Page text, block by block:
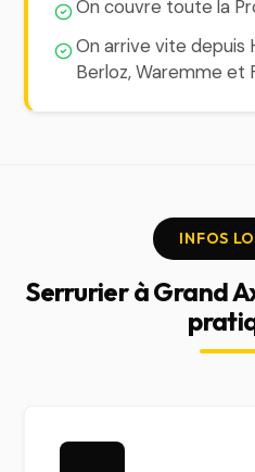
On couvre toute la
On arrive vite depuis
Berloz, Waremme et
INFOS
Serrurier à Grand